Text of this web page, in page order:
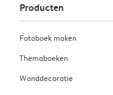
Producten
Fotoboek maken
Themaboeken
Wanddecoratie